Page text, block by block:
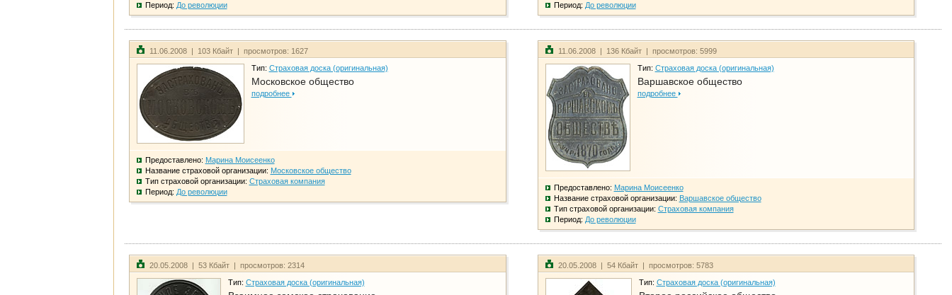
Период: До революции
Период: До революции
11.06.2008 | 103 Кбайт | просмотров: 1627
Тип: Страховая доска (оригинальная)
Московское общество
подробнее
Предоставлено: Марина Моисеенко
Название страховой организации: Московское общество
Тип страховой организации: Страховая компания
Период: До революции
11.06.2008 | 136 Кбайт | просмотров: 5999
Тип: Страховая доска (оригинальная)
Варшавское общество
подробнее
Предоставлено: Марина Моисеенко
Название страховой организации: Варшавское общество
Тип страховой организации: Страховая компания
Период: До революции
20.05.2008 | 53 Кбайт | просмотров: 2314
Тип: Страховая доска (оригинальная)
20.05.2008 | 54 Кбайт | просмотров: 5783
Тип: Страховая доска (оригинальная)